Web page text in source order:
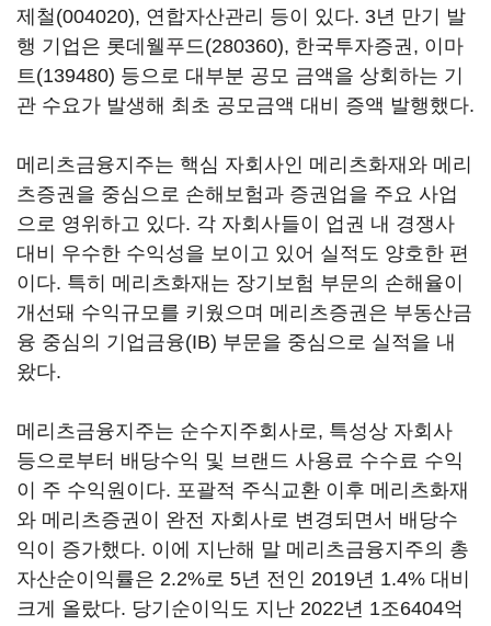
제철(004020), 연합자산관리 등이 있다. 3년 만기 발
행 기업은 롯데웰푸드(280360), 한국투자증권, 이마
트(139480) 등으로 대부분 공모 금액을 상회하는 기
관 수요가 발생해 최초 공모금액 대비 증액 발행했다.
메리츠금융지주는 핵심 자회사인 메리츠화재와 메리
츠증권을 중심으로 손해보험과 증권업을 주요 사업
으로 영위하고 있다. 각 자회사들이 업권 내 경쟁사
대비 우수한 수익성을 보이고 있어 실적도 양호한 편
이다. 특히 메리츠화재는 장기보험 부문의 손해율이
개선돼 수익규모를 키웠으며 메리츠증권은 부동산금
융 중심의 기업금융(IB) 부문을 중심으로 실적을 내
왔다.
메리츠금융지주는 순수지주회사로, 특성상 자회사
등으로부터 배당수익 및 브랜드 사용료 수수료 수익
이 주 수익원이다. 포괄적 주식교환 이후 메리츠화재
와 메리츠증권이 완전 자회사로 변경되면서 배당수
익이 증가했다. 이에 지난해 말 메리츠금융지주의 총
자산순이익률은 2.2%로 5년 전인 2019년 1.4% 대비
크게 올랐다. 당기순이익도 지난 2022년 1조6404억